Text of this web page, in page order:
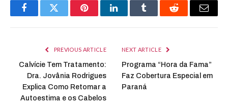
FacebookTwitter PinterestLinkedInTumblr Reddit Email
PREVIOUS ARTICLE
Calvície Tem Tratamento:
Dra. Jovânia Rodrigues
Explica Como Retomar a
Autoestima e os Cabelos
NEXT ARTICLE
Programa “Hora da Fama”
Faz Cobertura Especial em
Paraná